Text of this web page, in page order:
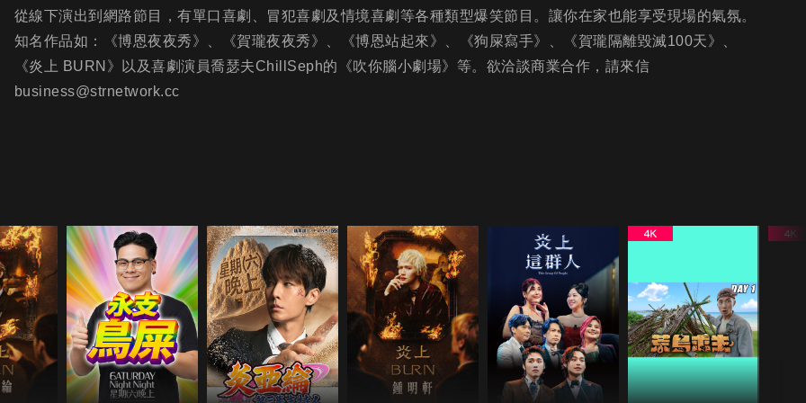
從線下演出到網路節目，有單口喜劇、冒犯喜劇及情境喜劇等各種類型爆笑節目。讓你在家也能享受現場的氣氛。
知名作品如：《博恩夜夜秀》、《賀瓏夜夜秀》、《博恩站起來》、《狗屎寫手》、《賀瓏隔離毀滅100天》、
《炎上 BURN》以及喜劇演員喬瑟夫ChillSeph的《吹你腦小劇場》等。欲洽談商業合作，請來信
business@strnetwork.cc